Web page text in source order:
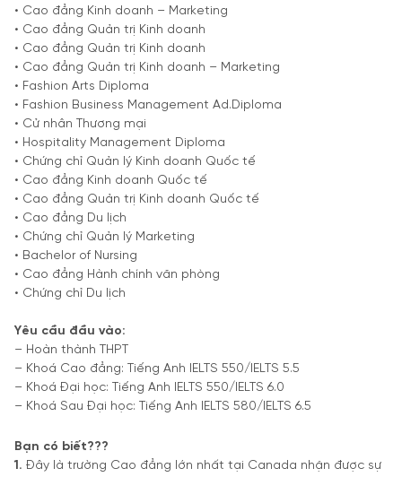
• Cao đẳng Kinh doanh – Marketing
• Cao đẳng Quản trị Kinh doanh
• Cao đẳng Quản trị Kinh doanh
• Cao đẳng Quản trị Kinh doanh – Marketing
• Fashion Arts Diploma
• Fashion Business Management Ad.Diploma
• Cử nhân Thương mại
• Hospitality Management Diploma
• Chứng chỉ Quản lý Kinh doanh Quốc tế
• Cao đẳng Kinh doanh Quốc tế
• Cao đẳng Quản trị Kinh doanh Quốc tế
• Cao đẳng Du lịch
• Chứng chỉ Quản lý Marketing
• Bachelor of Nursing
• Cao đẳng Hành chính văn phòng
• Chứng chỉ Du lịch
Yêu cầu đầu vào:
– Hoàn thành THPT
– Khoá Cao đẳng: Tiếng Anh IELTS 550/IELTS 5.5
– Khoá Đại học: Tiếng Anh IELTS 550/IELTS 6.0
– Khoá Sau Đại học: Tiếng Anh IELTS 580/IELTS 6.5
Bạn có biết???
1. Đây là trường Cao đẳng lớn nhất tại Canada nhận được sự